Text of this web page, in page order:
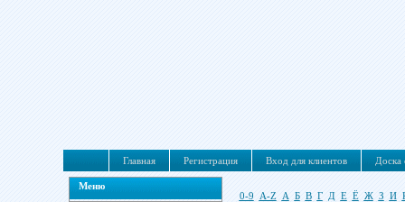
Главная Регистрация Вход для клиентов Доска
Меню
0-9 A-Z А Б В Г Д Е Ё Ж З И